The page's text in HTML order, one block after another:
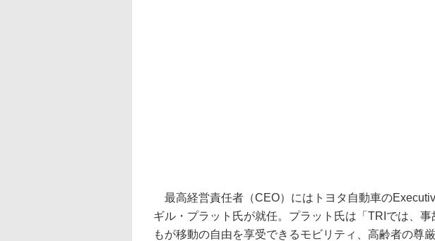
最高経営責任者（CEO）にはトヨタ自動車の
ギル・プラット氏が就任。プラット氏は「TRIでは、
もが移動の自由を享受できるモビリティ、高齢者の尊